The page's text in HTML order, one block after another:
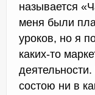
называется
меня были
уроков, но я
каких-то
состою ни в